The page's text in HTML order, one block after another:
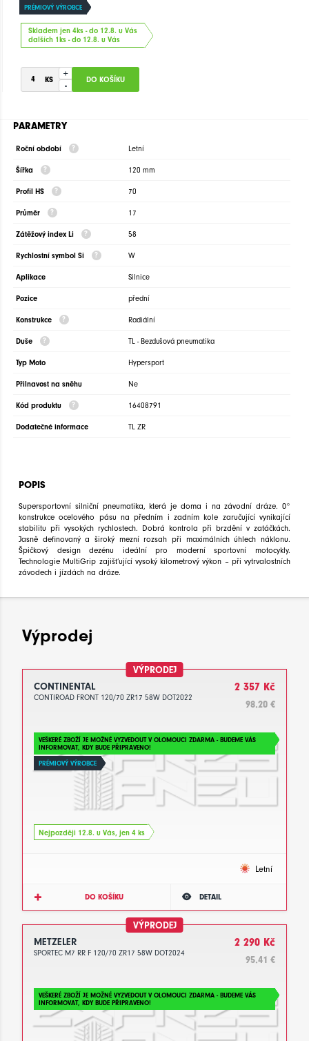
PRÉMIOVÝ VÝROBCE
Skladem jen 4ks - do 12.8. u Vás
dalších 1ks - do 12.8. u Vás
+
-
PARAMETRY
Roční období Letní
Šířka 120 mm
Profil HS 70
Průměr 17
Zátěžový index Li 58
Rychlostní symbol Si W
Aplikace Silnice
Pozice přední
Konstrukce Radiální
Duše TL - Bezdušová pneumatika
Typ Moto Hypersport
Přilnavost na sněhu Ne
Kód produktu 16408791
Dodatečné informace TL ZR
POPIS
Supersportovní silniční pneumatika, která je doma i na závodní dráze. 0°
konstrukce ocelového pásu na předním i zadním kole zaručující vynikající
stabilitu při vysokých rychlostech. Dobrá kontrola při brzdění v zatáčkách.
Jasně definovaný a široký mezní rozsah při maximálních úhlech náklonu.
Špičkový design dezénu ideální pro moderní sportovní motocykly.
Technologie MultiGrip zajišťující vysoký kilometrový výkon – při vytrvalostních
závodech i jízdách na dráze.
Výprodej
VÝPRODEJ
CONTINENTAL
CONTIROAD FRONT 120/70 ZR17 58W DOT2022
2 357 Kč
98.20 €
VEŠKERÉ ZBOŽÍ JE MOŽNÉ VYZVEDOUT V OLOMOUCI ZDARMA - BUDEME VÁS
INFORMOVAT, KDY BUDE PŘIPRAVENO!
PRÉMIOVÝ VÝROBCE
Nejpozději 12.8. u Vás, jen 4 ks
Letní
DO KOŠÍKU DETAIL
VÝPRODEJ
METZELER
SPORTEC M7 RR F 120/70 ZR17 58W DOT2024
2 290 Kč
95.41 €
VEŠKERÉ ZBOŽÍ JE MOŽNÉ VYZVEDOUT V OLOMOUCI ZDARMA - BUDEME VÁS
INFORMOVAT, KDY BUDE PŘIPRAVENO!